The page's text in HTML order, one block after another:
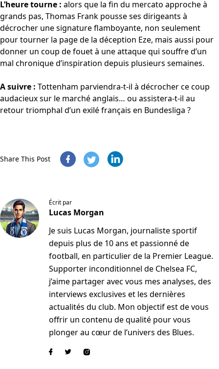
L’heure tourne : alors que la fin du mercato approche à
grands pas, Thomas Frank pousse ses dirigeants à
décrocher une signature flamboyante, non seulement
pour tourner la page de la déception Eze, mais aussi pour
donner un coup de fouet à une attaque qui souffre d’un
mal chronique d’inspiration depuis plusieurs semaines.
A suivre : Tottenham parviendra-t-il à décrocher ce coup
audacieux sur le marché anglais… ou assistera-t-il au
retour triomphal d’un exilé français en Bundesliga ?
Share This Post
Écrit par
Lucas Morgan
Je suis Lucas Morgan, journaliste sportif
depuis plus de 10 ans et passionné de
football, en particulier de la Premier League.
Supporter inconditionnel de Chelsea FC,
j’aime partager avec vous mes analyses, des
interviews exclusives et les dernières
actualités du club. Mon objectif est de vous
offrir un contenu de qualité pour vous
plonger au cœur de l’univers des Blues.